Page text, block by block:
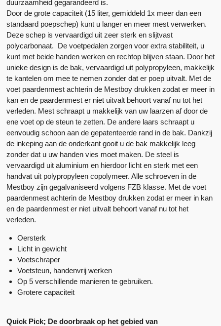
duurzaamheid gegarandeerd is.
Door de grote capaciteit (15 liter, gemiddeld 1x meer dan een
standaard poepschep) kunt u langer en meer mest verwerken.
Deze schep is vervaardigd uit zeer sterk en slijtvast
polycarbonaat. De voetpedalen zorgen voor extra stabiliteit, u
kunt met beide handen werken en rechtop blijven staan. Door het
unieke design is de bak, vervaardigd uit polypropyleen, makkelijk
te kantelen om mee te nemen zonder dat er poep uitvalt. Met de
voet paardenmest achterin de Mestboy drukken zodat er meer in
kan en de paardenmest er niet uitvalt behoort vanaf nu tot het
verleden. Mest schraapt u makkelijk van uw laarzen af door de
ene voet op de steun te zetten. De andere laars schraapt u
eenvoudig schoon aan de gepatenteerde rand in de bak. Dankzij
de inkeping aan de onderkant gooit u de bak makkelijk leeg
zonder dat u uw handen vies moet maken. De steel is
vervaardigd uit aluminium en hierdoor licht en sterk met een
handvat uit polypropyleen copolymeer. Alle schroeven in de
Mestboy zijn gegalvaniseerd volgens FZB klasse. Met de voet
paardenmest achterin de Mestboy drukken zodat er meer in kan
en de paardenmest er niet uitvalt behoort vanaf nu tot het
verleden.
Oersterk
Licht in gewicht
Voetschraper
Voetsteun, handenvrij werken
Op 5 verschillende manieren te gebruiken.
Grotere capaciteit
Quick Pick; De doorbraak op het gebied van